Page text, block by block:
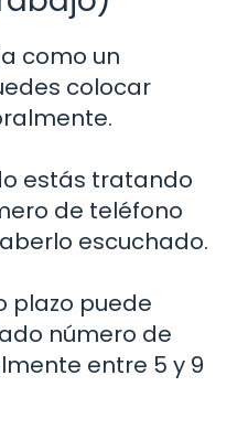
como un
colocar
estás tratando
de teléfono
escuchado.
plazo puede
número de
entre 5 y 9